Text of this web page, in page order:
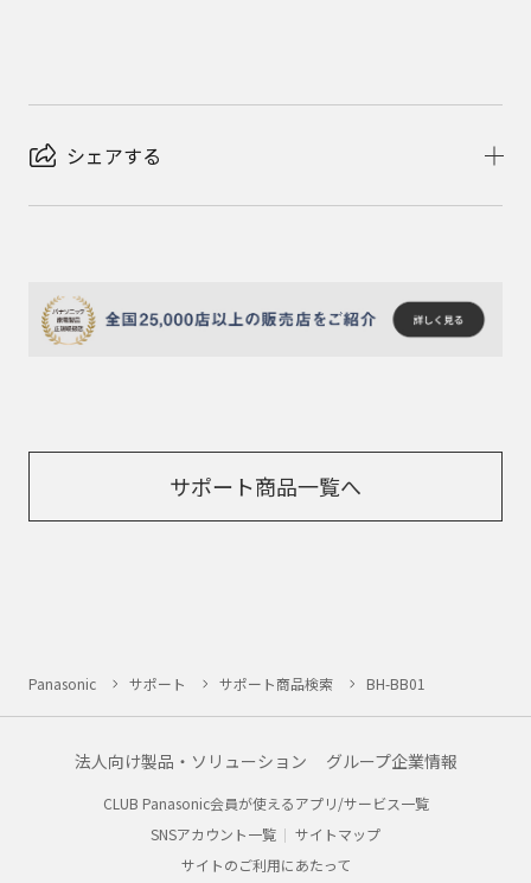
シェアする
サポート商品一覧へ
Panasonic サポート サポート商品検索 BH-BB01
法人向け製品・ソリューション グループ企業情報
CLUB Panasonic会員が使えるアプリ/サービス一覧
SNSアカウント一覧
サイトマップ
サイトのご利用にあたって